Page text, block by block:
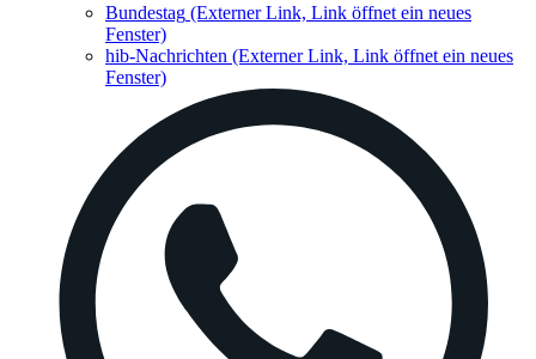
Bundestag (Externer Link, Link öffnet ein neues
Fenster)
hib-Nachrichten (Externer Link, Link öffnet ein neues
Fenster)